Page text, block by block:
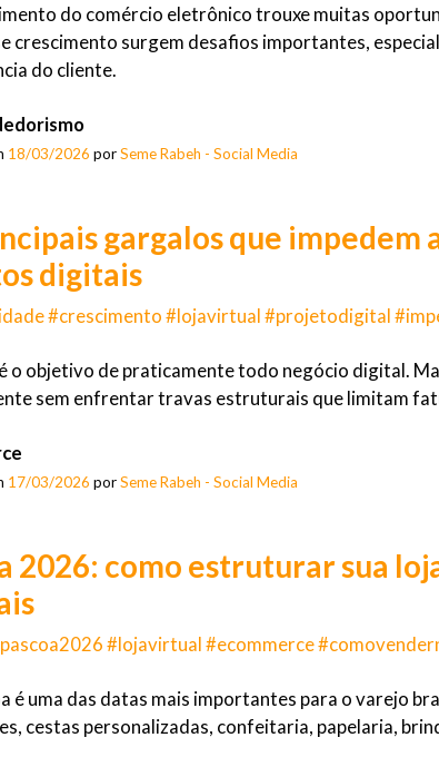
do comércio eletrônico trouxe muitas
crescimento surgem desafios importantes,
do cliente.
18/03/2026 porSeme Rabeh - Social Media
gargalos que impedem
digitais
#crescimento #lojavirtual #projetodigital
o objetivo de praticamente todo negócio digital.
sem enfrentar travas estruturais que limitam
17/03/2026 porSeme Rabeh - Social Media
2026: como estruturar sua
#lojavirtual #ecommerce
é uma das datas mais importantes para o varejo
cestas personalizadas, confeitaria, papelaria,